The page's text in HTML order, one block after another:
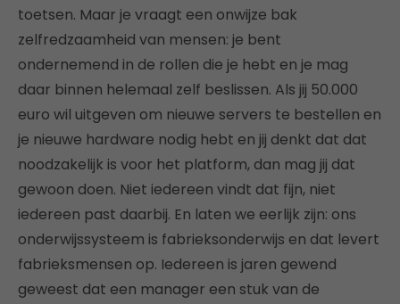
toetsen. Maar je vraagt een onwijze bak
zelfredzaamheid van mensen: je bent
ondernemend in de rollen die je hebt en je mag
daar binnen helemaal zelf beslissen. Als jij 50.000
euro wil uitgeven om nieuwe servers te bestellen en
je nieuwe hardware nodig hebt en jij denkt dat dat
noodzakelijk is voor het platform, dan mag jij dat
gewoon doen. Niet iedereen vindt dat fijn, niet
iedereen past daarbij. En laten we eerlijk zijn: ons
onderwijssysteem is fabrieksonderwijs en dat levert
fabrieksmensen op. Iedereen is jaren gewend
geweest dat een manager een stuk van de